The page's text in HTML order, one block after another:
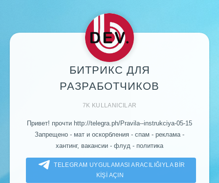
БИТРИКС ДЛЯ
РАЗРАБОТЧИКОВ
7K KULLANICILAR
Привет! прочти http://telegra.ph/Pravila--instrukciya-05-15
Запрещено - мат и оскорбления - спам - реклама -
хантинг, вакансии - флуд - политика
TELEGRAM UYGULAMASI ARACILIĞIYLA BIR
KIŞI AÇIN